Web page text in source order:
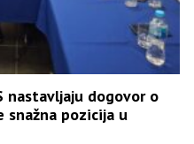
nastavljaju dogovor o
snažna pozicija u